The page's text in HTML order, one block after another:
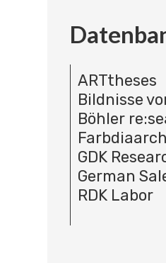
ARTtheses
Bildnisse
Böhler
GDK
German
RDK Labor